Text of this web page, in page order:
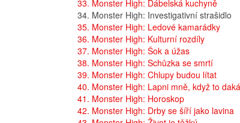
33. Monster High: Ďábelská kuchyně
34. Monster High: Investigativní strašidlo
35. Monster High: Ledové kamarádky
36. Monster High: Kulturní rozdíly
37. Monster High: Šok a úžas
38. Monster High: Schůzka se smrtí
39. Monster High: Chlupy budou lítat
40. Monster High: Lapni mně, když to
41. Monster High: Horoskop
42. Monster High: Drby se šíří jako lavina